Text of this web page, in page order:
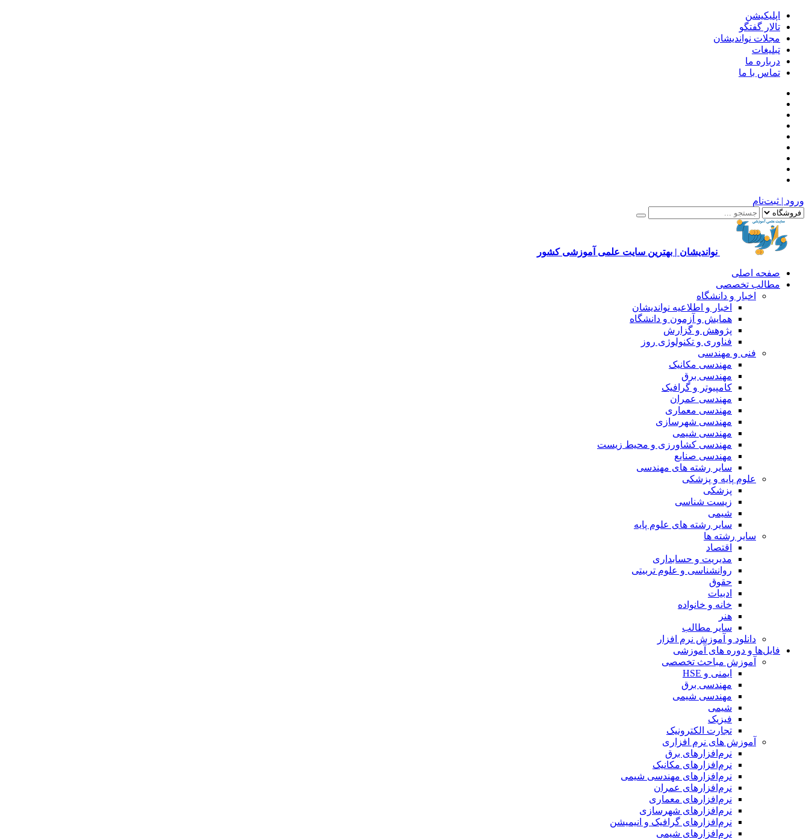
اپلیکیشن
تالار گفتگو
مجلات نواندیشان
تبلیغات
درباره ما
تماس با ما
ورود | ثبت‌نام
نواندیشان | بهترین سایت علمی آموزشی کشور
صفحه اصلی
مطالب تخصصی
اخبار و دانشگاه
اخبار و اطلاعیه نواندیشان
همایش و آزمون و دانشگاه
پژوهش و گزارش
فناوری و تکنولوژی روز
فنی و مهندسی
مهندسی مکانیک
مهندسی برق
کامپیوتر و گرافیک
مهندسی عمران
مهندسی معماری
مهندسی شهرسازی
مهندسی شیمی
مهندسی کشاورزی و محیط زیست
مهندسی صنایع
سایر رشته های مهندسی
علوم پایه و پزشکی
پزشکی
زیست شناسی
شیمی
سایر رشته های علوم پایه
سایر رشته ها
اقتصاد
مدیریت و حسابداری
روانشناسی و علوم تربیتی
حقوق
ادبیات
خانه و خانواده
هنر
سایر مطالب
دانلود و آموزش نرم افزار
فایل‌ها و دوره های آموزشی
آموزش مباحث تخصصی
ایمنی و HSE
مهندسی برق
مهندسی شیمی
شیمی
فیزیک
تجارت الکترونیک
آموزش های نرم افزاری
نرم‌افزارهای برق
نرم‌افزارهای مکانیک
نرم‌افزارهای مهندسی شیمی
نرم‌افزارهای عمران
نرم‌افزارهای معماری
نرم‌افزارهای شهرسازی
نرم‌افزارهای گرافیک و انیمیشن
نرم‌افزارهای شیمی